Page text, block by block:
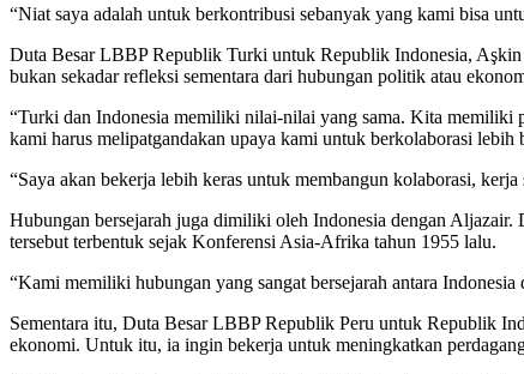
“Niat saya adalah untuk berkontribusi sebanyak yang kami bisa
Duta Besar LBBP Republik Turki untuk Republik Indonesia, Aşkin
bukan sekadar refleksi sementara dari hubungan politik atau
“Turki dan Indonesia memiliki nilai-nilai yang sama. Kita memiliki
kami harus melipatgandakan upaya kami untuk berkolaborasi
“Saya akan bekerja lebih keras untuk membangun kolaborasi,
Hubungan bersejarah juga dimiliki oleh Indonesia dengan
tersebut terbentuk sejak Konferensi Asia-Afrika tahun 1955 lalu.
“Kami memiliki hubungan yang sangat bersejarah antara
Sementara itu, Duta Besar LBBP Republik Peru untuk Republik
ekonomi. Untuk itu, ia ingin bekerja untuk meningkatkan